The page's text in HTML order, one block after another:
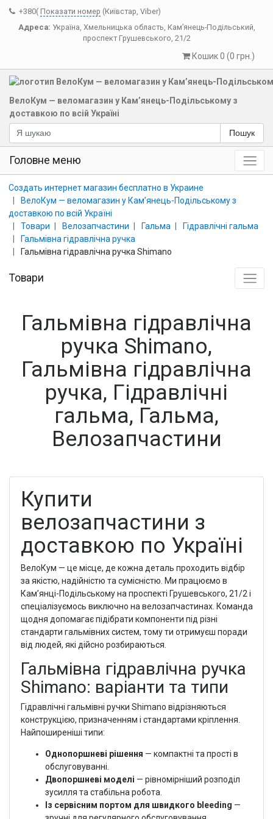
+380( Показати номер (Київстар, Viber)
Адреса: Україна, Хмельницька область, Кам’янець-Подільський,
проспект Грушевського, 21/2
Кошик 0 (0 грн.)
ВелоКум — веломагазин у Кам’янець-Подільському з
доставкою по всій Україні
Пошук
Головне меню
Создать интернет магазин бесплатно в Украине
ВелоКум — веломагазин у Кам’янець-Подільському з
доставкою по всій Україні
Товари
Велозапчастини Гальма
Гідравлічні гальма
Гальмівна гідравлічна ручка
Гальмівна гідравлічна ручка Shimano
Товари
Гальмівна гідравлічна
ручка Shimano,
Гальмівна гідравлічна
ручка, Гідравлічні
гальма, Гальма,
Велозапчастини
Купити
велозапчастини з
доставкою по Україні
ВелоКум — це місце, де кожна деталь проходить відбір
за якістю, надійністю та сумісністю. Ми працюємо в
Кам’янці-Подільському на проспекті Грушевського, 21/2 і
спеціалізуємось виключно на велозапчастинах. Команда
щодня допомагає підібрати компоненти під різні
стандарти гальмівних систем, тому ти отримуєш поради
від людей, які дійсно розбираються.
Гальмівна гідравлічна ручка
Shimano: варіанти та типи
Гідравлічні гальмівні ручки Shimano відрізняються
конструкцією, призначенням і стандартами кріплення.
Найпоширеніші типи:
Однопоршневі рішення — компактні та прості в
обслуговуванні.
Двопоршневі моделі — рівномірніший розподіл
зусилля та стабільна робота.
Із сервісним портом для швидкого bleeding —